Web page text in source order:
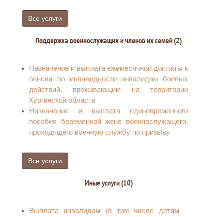
(иных выплат)
Прием, рассмотрение заявлений
реализации ими прав при формировании и
накоплений и принятию решений по ним
Регистрация и снятие с учета лиц,
добровольно вступивших в правоотношения
по обязательному социальному страхованию
на случай временной нетрудоспособности и в
связи с материнством
Предоставление ежемесячного пособия в
Предоставление инвалидам (в том числе
детям-инвалидам), имеющим транспортные
показаниями, или их законным
Все услуги
Поддержка военнослужащих и членов их семей (2)
Назначение и выплата ежемесячной доплаты к
пенсии по инвалидности инвалидам боевых
действий, проживающим на территории
Курганской области
Назначение и выплата единовременного
пособия беременной жене военнослужащего,
проходящего военную службу по призыву
Все услуги
Иные услуги (10)
Выплата инвалидам (в том числе детям –